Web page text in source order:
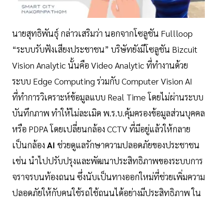
นายสุทธิพันธุ์ กล่าวเสริมว่า นอกจากโซลูชัน Fullloop
“ระบบรับฟังเสียงประชาชน” บริษัทยังมีโซลูชัน Bizcuit
Vision Analytic นั้นคือ Video Analytic ที่ทำงานด้วย
ระบบ Edge Computing ร่วมกับ Computer Vision AI
ที่ทำการวิเคราะห์ข้อมูลแบบ Real Time โดยไม่ผ่านระบบ
บันทึกภาพ ทำให้ไม่ละเมิด พ.ร.บ.คุ้มครองข้อมูลส่วนบุคคล
หรือ PDPA โดยเปลี่ยนกล้อง CCTV ที่มีอยู่แล้วให้กลาย
เป็นกล้อง AI ช่วยดูแลรักษาความปลอดภัยของประชาชน
เช่น นำไปปรับปรุงและพัฒนาประสิทธิภาพของระบบการ
จราจรบนท้องถนน ซึ่งนับเป็นทางออกใหม่ที่ช่วยเพิ่มความ
ปลอดภัยให้กับคนใช้รถใช้ถนนได้อย่างมีประสิทธิภาพ ใน